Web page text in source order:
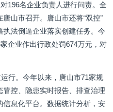
196名企业负责人进行问责。全
山市召开。唐山市还将“双控”
法倒逼企业落实创建任务。今
企业作出行政处罚674万元，对
行。今年以来，唐山市71家规
控、隐患实时报告、排查治理
息化平台。数据统计分析，安